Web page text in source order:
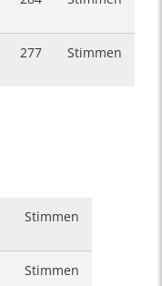
277 Stimmen
Stimmen
Stimmen